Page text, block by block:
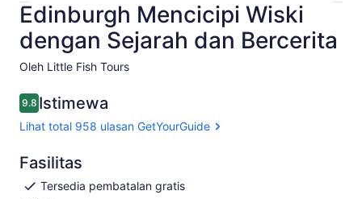
Edinburgh Mencicipi Wiski
dengan Sejarah dan Bercerita
Oleh Little Fish Tours
9.89.8 dari 10
Istimewa
Lihat total 958 ulasan GetYourGuide
Fasilitas
Tersedia pembatalan gratis